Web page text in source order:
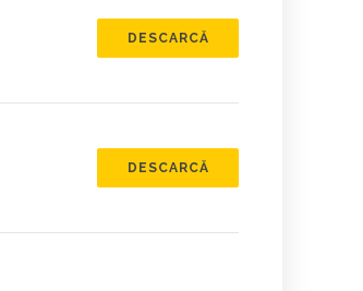
DESCARCĂ
DESCARCĂ